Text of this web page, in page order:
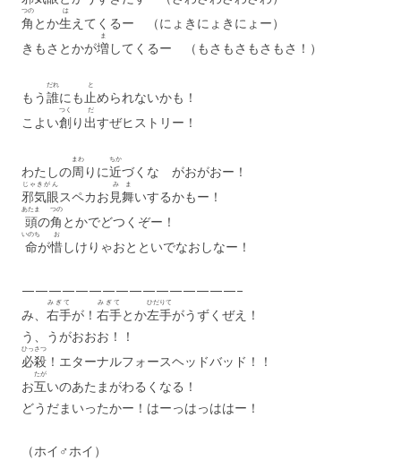
角
つの
とか生
は
えてくるー （にょきにょきにょー）
きもさとかが増
ま
してくるー （もさもさもさもさ！）
もう誰
だれ
にも止
と
められないかも！
こよい創
つく
り 出
だ
すぜヒストリー！
わたしの周
まわ
りに近
ちか
づくな がおがおー！
邪気眼
じゃきがん
スペカお 見舞
みま
いするかもー！
頭
あたま
の角
つの
とかでどつくぞー！
命
いのち
が惜
お
しけりゃおとといでなおしなー！
————————————————–
み、 右手
みぎて
が！ 右手
みぎて
とか左手
ひだりて
がうずくぜえ！
う、うがおおお！！
必殺
ひっさつ
！エターナルフォースヘッドバッド！！
お互
たが
いのあたまがわるくなる！
どうだまいったかー！はーっはっははー！
（ホイ♂ホイ）